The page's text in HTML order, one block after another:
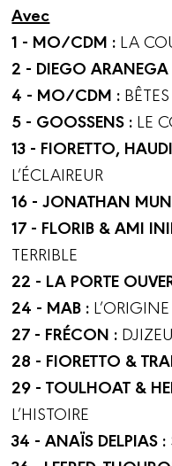
Avec
1 - MO/CDM : LA
2 - DIEGO ARANEGA
4 - MO/CDM :
5 - GOOSSENS : LE
13 - FIORETTO,
L’ÉCLAIREUR
16 - JONATHAN
17 - FLORIB & AMI
TERRIBLE
22 - LA PORTE
24 - MAB :
27 - FRÉCON :
28 - FIORETTO &
29 - TOULHOAT &
L’HISTOIRE
34 - ANAÏS DELPIAS :